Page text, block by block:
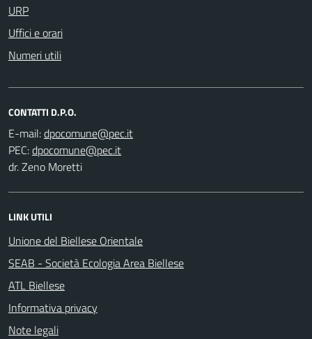
URP
Uffici e orari
Numeri utili
CONTATTI D.P.O.
E-mail:
PEC:
dr. Zeno Moretti
LINK UTILI
Unione del Biellese Orientale
SEAB - Società Ecologia Area Biellese
ATL Biellese
Informativa privacy
Note legali